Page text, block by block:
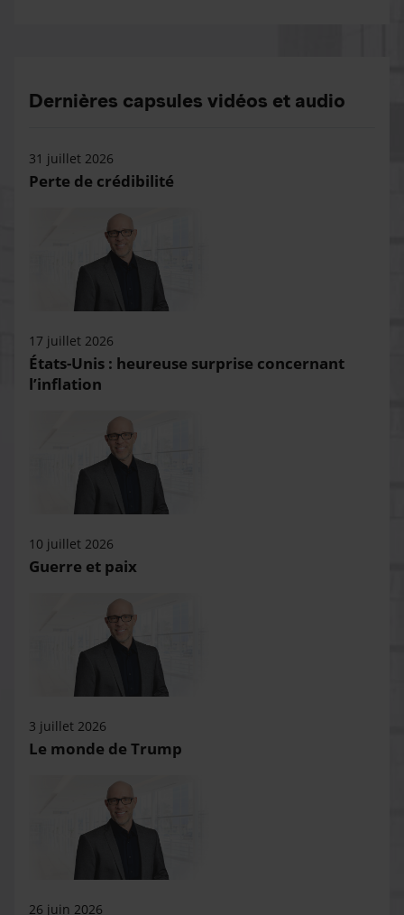
Dernières capsules vidéos et audio
31 juillet 2026
Perte de crédibilité
17 juillet 2026
États-Unis : heureuse surprise concernant
l’inflation
10 juillet 2026
Guerre et paix
3 juillet 2026
Le monde de Trump
26 juin 2026